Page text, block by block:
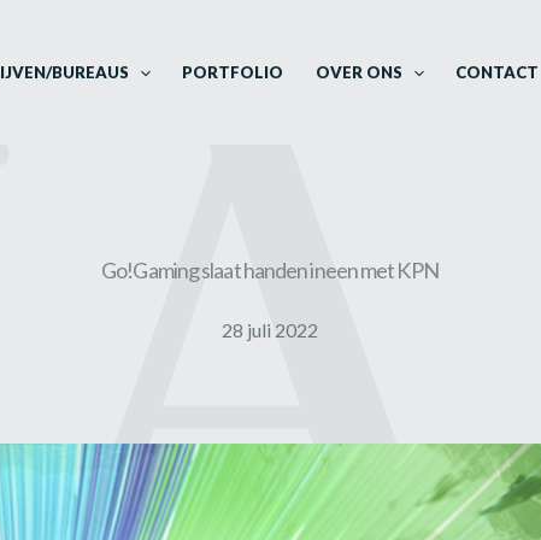
BUREAUS PORTFOLIO OVER ONS CONTACT
Go!Gaming slaat handen ineen met KPN
28 juli 2022